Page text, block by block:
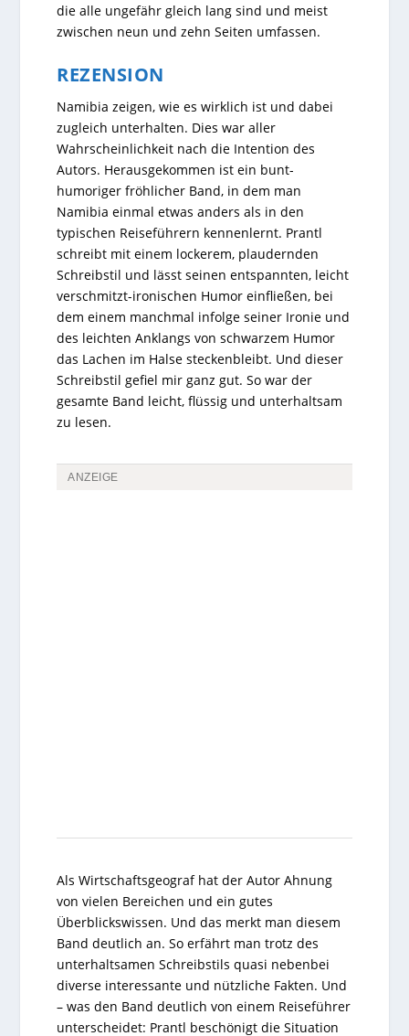
die alle ungefähr gleich lang sind und meist
zwischen neun und zehn Seiten umfassen.
REZENSION
Namibia zeigen, wie es wirklich ist und dabei
zugleich unterhalten. Dies war aller
Wahrscheinlichkeit nach die Intention des
Autors. Herausgekommen ist ein bunt-
humoriger fröhlicher Band, in dem man
Namibia einmal etwas anders als in den
typischen Reiseführern kennenlernt. Prantl
schreibt mit einem lockerem, plaudernden
Schreibstil und lässt seinen entspannten, leicht
verschmitzt-ironischen Humor einfließen, bei
dem einem manchmal infolge seiner Ironie und
des leichten Anklangs von schwarzem Humor
das Lachen im Halse steckenbleibt. Und dieser
Schreibstil gefiel mir ganz gut. So war der
gesamte Band leicht, flüssig und unterhaltsam
zu lesen.
ANZEIGE
Als Wirtschaftsgeograf hat der Autor Ahnung
von vielen Bereichen und ein gutes
Überblickswissen. Und das merkt man diesem
Band deutlich an. So erfährt man trotz des
unterhaltsamen Schreibstils quasi nebenbei
diverse interessante und nützliche Fakten. Und
– was den Band deutlich von einem Reiseführer
unterscheidet: Prantl beschönigt die Situation